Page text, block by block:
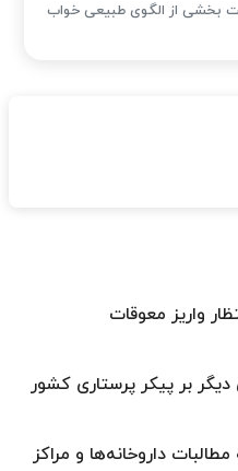
ممکن است بخشی از الگوی طبیعی خواب
واریز معوقات
بر پیکر پرستاری کشور
مطالبات داروخانه‌ها و مراکز